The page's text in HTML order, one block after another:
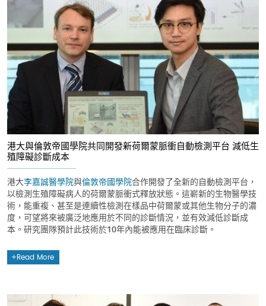
港大與倫敦帝國學院共同開發新荷爾蒙脈衝自動檢測平台 減低生
殖障礙診斷成本
港大李嘉誠醫學院與倫敦帝國學院合作開發了全新的自動檢測平台，
以檢測生殖障礙病人的荷爾蒙脈衝式釋放狀態。這嶄新的生物醫學技
術，能重複、甚至是連續性檢測在樣品中荷爾蒙或其他生物分子的濃
度，可望將來被廣泛地應用於不同的診斷情況，並有效減低診斷成
本。研究團隊預計此技術於10年內能被應用在臨床診斷。
Read More